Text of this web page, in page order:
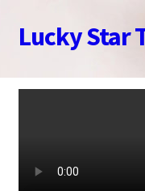
Đi
đến
hướng
Chuyển
đến
dung
Lucky Star
Trang chủ
Cửa hàng